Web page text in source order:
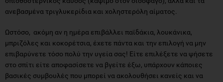
ανεβασμένα τριγλυκερίδια και χοληστερόλη αίματος.
Ωστόσο, ακόμη αν η ημέρα επιβάλλει παϊδάκια, λουκάνικα,
μπριζόλες και κοκορέτσια, έχετε πάντα και την επιλογή να μην
επιβαρύνετε τόσο πολύ την υγεία σας! Είτε επιλέξετε να ψήσετε
στο σπίτι είτε αποφασίσετε να βγείτε έξω, υπάρχουν κάποιες
βασικές συμβουλές που μπορεί να ακολουθήσει κανείς και να